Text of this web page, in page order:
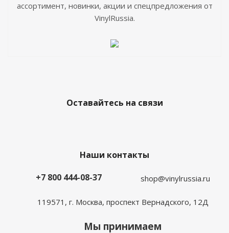
ассортимент, новинки, акции и спецпредложения от
VinylRussia.
Оставайтесь на связи
Наши контакты
+7 800 444-08-37
shop@vinylrussia.ru
119571, г. Москва, проспект Вернадского, 12Д
Мы принимаем